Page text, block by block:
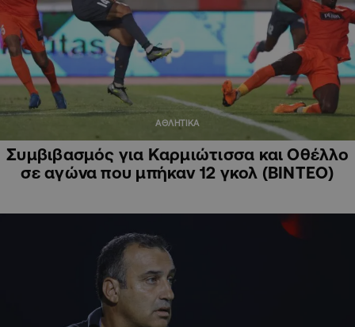
ΑΘΛΗΤΙΚΑ
Συμβιβασμός για Καρμιώτισσα και Οθέλλο
σε αγώνα που μπήκαν 12 γκολ (ΒΙΝΤΕΟ)